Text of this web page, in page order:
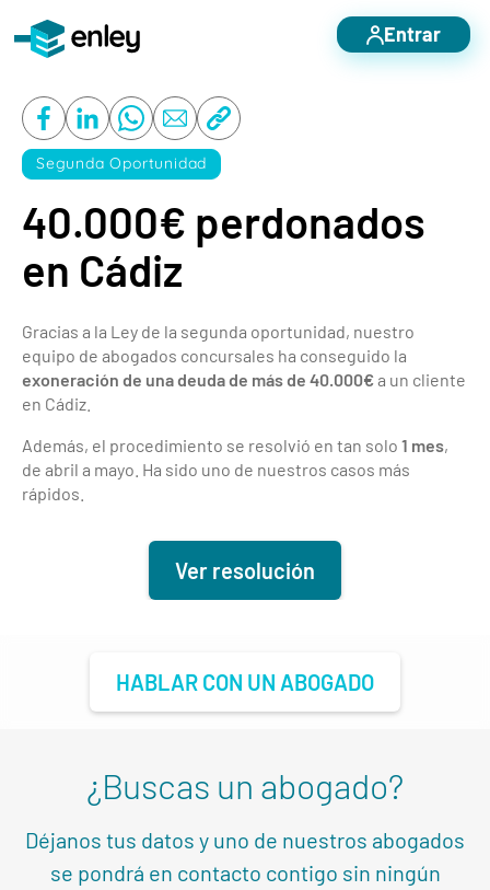
Otros servicios
Nosotros
Blog
Casos de éxito
Contacto
Entrar
Segunda Oportunidad
40.000€ perdonados
en Cádiz
Gracias a la Ley de la segunda oportunidad, nuestro
equipo de abogados concursales ha conseguido la
exoneración de una deuda de más de 40.000€a un cliente
en Cádiz.
Además, el procedimiento se resolvió en tan solo 1 mes,
de abril a mayo. Ha sido uno de nuestros casos más
rápidos.
Ver resolución
HABLAR CON UN ABOGADO
¿Buscas un abogado?
Déjanos tus datos y uno de nuestros abogados
se pondrá en contacto contigo sin ningún